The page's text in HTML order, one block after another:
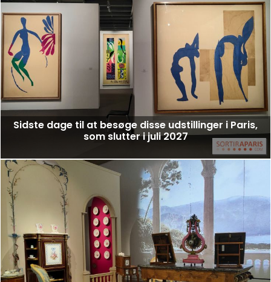
Sidste dage til at besøge disse udstillinger i Paris,
som slutter i juli 2027